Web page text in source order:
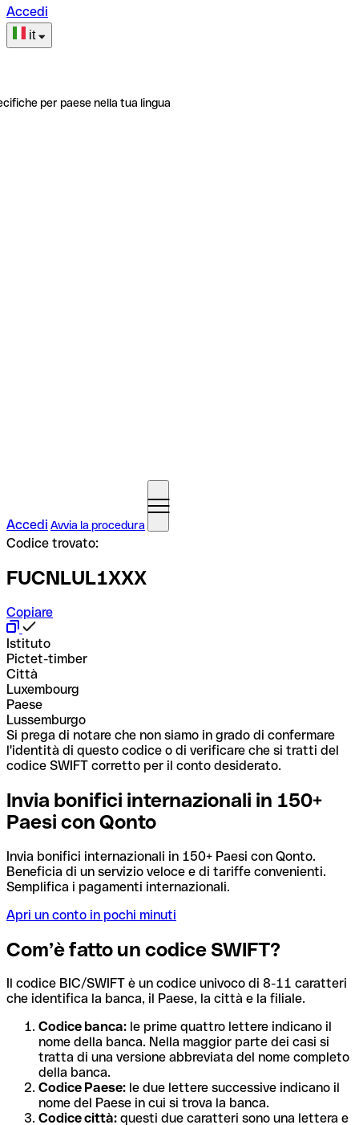
Accedi
it
per paese nella tua lingua
Accedi Avvia la procedura
Codice trovato:
FUCNLUL1XXX
Copiare
Istituto
Pictet-timber
Città
Luxembourg
Paese
Lussemburgo
Si prega di notare che non siamo in grado di confermare
l'identità di questo codice o di verificare che si tratti del
codice SWIFT corretto per il conto desiderato.
Invia bonifici internazionali in 150+
Paesi con Qonto
Invia bonifici internazionali in 150+ Paesi con Qonto.
Beneficia di un servizio veloce e di tariffe convenienti.
Semplifica i pagamenti internazionali.
Apri un conto in pochi minuti
Com’è fatto un codice SWIFT?
Il codice BIC/SWIFT è un codice univoco di 8-11 caratteri
che identifica la banca, il Paese, la città e la filiale.
Codice banca: le prime quattro lettere indicano il
nome della banca. Nella maggior parte dei casi si
tratta di una versione abbreviata del nome completo
della banca.
Codice Paese: le due lettere successive indicano il
nome del Paese in cui si trova la banca.
Codice città: questi due caratteri sono una lettera e